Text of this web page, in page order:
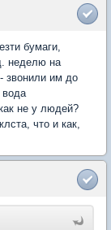
бумаги,
неделю на
звонили им до
вода
не у людей?
что и как,